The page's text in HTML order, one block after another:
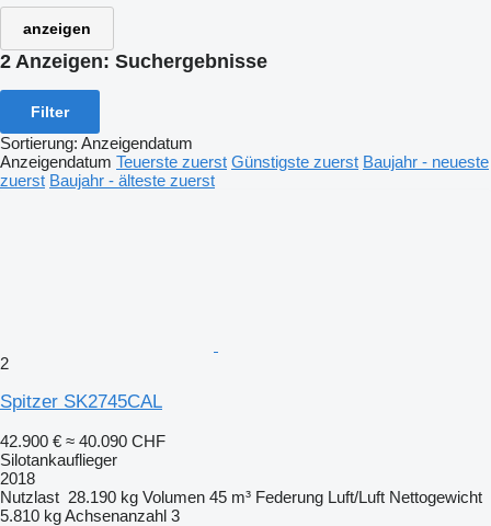
anzeigen
2 Anzeigen: Suchergebnisse
Filter
Sortierung: Anzeigendatum
Anzeigendatum Teuerste zuerst Günstigste zuerst Baujahr - neueste
zuerst Baujahr - älteste zuerst
2
Spitzer SK2745CAL
42.900 € ≈ 40.090 CHF
Silotankauflieger
2018
Nutzlast 28.190 kg Volumen 45 m³ Federung Luft/Luft Nettogewicht
5.810 kgAchsenanzahl 3